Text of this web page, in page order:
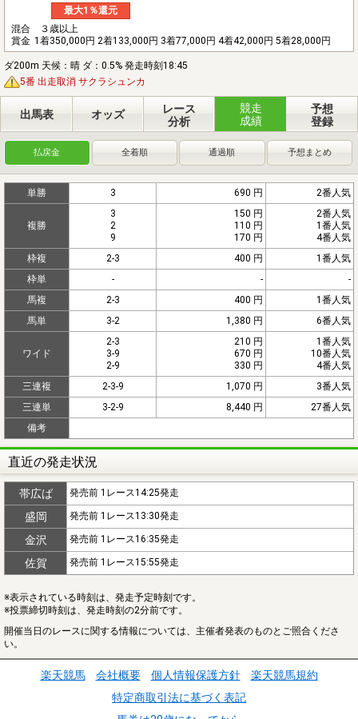
最大1％還元
混合 ３歳以上
賞金 1着350,000円 2着133,000円 3着77,000円 4着42,000円 5着28,000円
ダ200m 天候：晴 ダ：0.5% 発走時刻18:45
5番 出走取消 サクラシュンカ
出馬表 オッズ
レース
分析
競走
成績
予想
登録
払戻金 全着順 通過順 予想まとめ
単勝 3 690 円 2番人気
複勝
3
2
9
150 円
110 円
170 円
2番人気
1番人気
4番人気
枠複
2-3 400 円
1番人気
枠単
- -
-
馬複
2-3 400 円
1番人気
馬単
3-2 1,380 円 6番人気
ワイド
2-3
3-9
2-9
210 円
670 円
330 円
1番人気
10番人気
4番人気
三連複
2-3-9 1,070 円
3番人気
三連単
3-2-9 8,440 円
27番人気
備考
直近の発走状況
帯広ば 発売前 1レース14:25発走
盛岡 発売前 1レース13:30発走
金沢 発売前 1レース16:35発走
佐賀 発売前 1レース15:55発走
※表示されている時刻は、発走予定時刻です。
※投票締切時刻は、発走時刻の2分前です。
開催当日のレースに関する情報については、主催者発表のものとご照合くださ
い。
楽天競馬 会社概要 個人情報保護方針
楽天競馬規約
特定商取引法に基づく表記